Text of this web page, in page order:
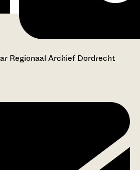
Regionaal Archief Dordrecht